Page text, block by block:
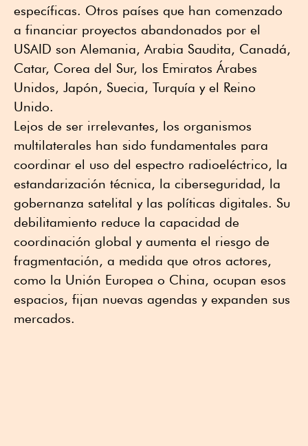
específicas. Otros países que han comenzado
a financiar proyectos abandonados por el
USAID son Alemania, Arabia Saudita, Canadá,
Catar, Corea del Sur, los Emiratos Árabes
Unidos, Japón, Suecia, Turquía y el Reino
Unido.
Lejos de ser irrelevantes, los organismos
multilaterales han sido fundamentales para
coordinar el uso del espectro radioeléctrico, la
estandarización técnica, la ciberseguridad, la
gobernanza satelital y las políticas digitales. Su
debilitamiento reduce la capacidad de
coordinación global y aumenta el riesgo de
fragmentación, a medida que otros actores,
como la Unión Europea o China, ocupan esos
espacios, fijan nuevas agendas y expanden sus
mercados.